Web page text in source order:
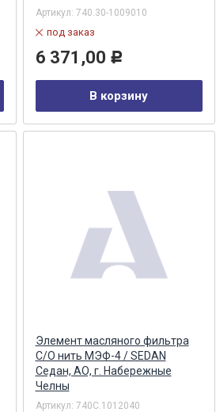
Артикул: 740.30-1009010
под заказ
6 371,00 Р
В корзину
Элемент масляного фильтра
С/О нить МЭФ-4 / SEDAN
Седан, АО, г. Набережные
Челны
Артикул: 740С.1012040